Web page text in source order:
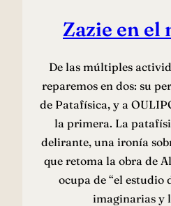
Zazie en el
De las múltiples
reparemos en dos: su
de Patafísica, y a
la primera. La
delirante, una ironía
que retoma la obra de
ocupa de “el estudio
imaginarias y